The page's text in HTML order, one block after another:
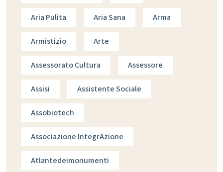
Aria Pulita Aria Sana Arma
Armistizio Arte
Assessorato Cultura Assessore
Assisi Assistente Sociale
Assobiotech
Associazione IntegrAzione
Atlantedeimonumenti